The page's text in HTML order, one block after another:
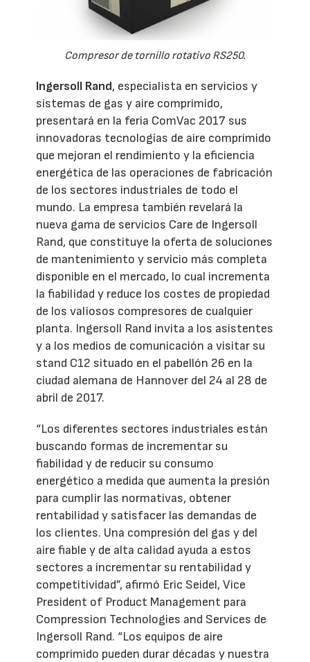
Compresor de tornillo rotativo RS250.
Ingersoll Rand, especialista en servicios y
sistemas de gas y aire comprimido,
presentará en la feria ComVac 2017 sus
innovadoras tecnologías de aire comprimido
que mejoran el rendimiento y la eficiencia
energética de las operaciones de fabricación
de los sectores industriales de todo el
mundo. La empresa también revelará la
nueva gama de servicios Care de Ingersoll
Rand, que constituye la oferta de soluciones
de mantenimiento y servicio más completa
disponible en el mercado, lo cual incrementa
la fiabilidad y reduce los costes de propiedad
de los valiosos compresores de cualquier
planta. Ingersoll Rand invita a los asistentes
y a los medios de comunicación a visitar su
stand C12 situado en el pabellón 26 en la
ciudad alemana de Hannover del 24 al 28 de
abril de 2017.
“Los diferentes sectores industriales están
buscando formas de incrementar su
fiabilidad y de reducir su consumo
energético a medida que aumenta la presión
para cumplir las normativas, obtener
rentabilidad y satisfacer las demandas de
los clientes. Una compresión del gas y del
aire fiable y de alta calidad ayuda a estos
sectores a incrementar su rentabilidad y
competitividad”, afirmó Eric Seidel, Vice
President of Product Management para
Compression Technologies and Services de
Ingersoll Rand. “Los equipos de aire
comprimido pueden durar décadas y nuestra